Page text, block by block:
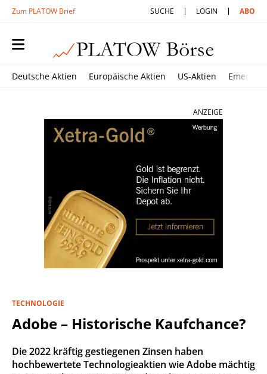
Zum PLATOW Brief SUCHE LOGIN ABO
Deutsche Aktien Europäische Aktien US-Aktien
ANZEIGE
TECHNOLOGIE
Adobe – Historische Kaufchance?
Die 2022 kräftig gestiegenen Zinsen haben
hochbewertete Technologieaktien wie Adobe mächtig